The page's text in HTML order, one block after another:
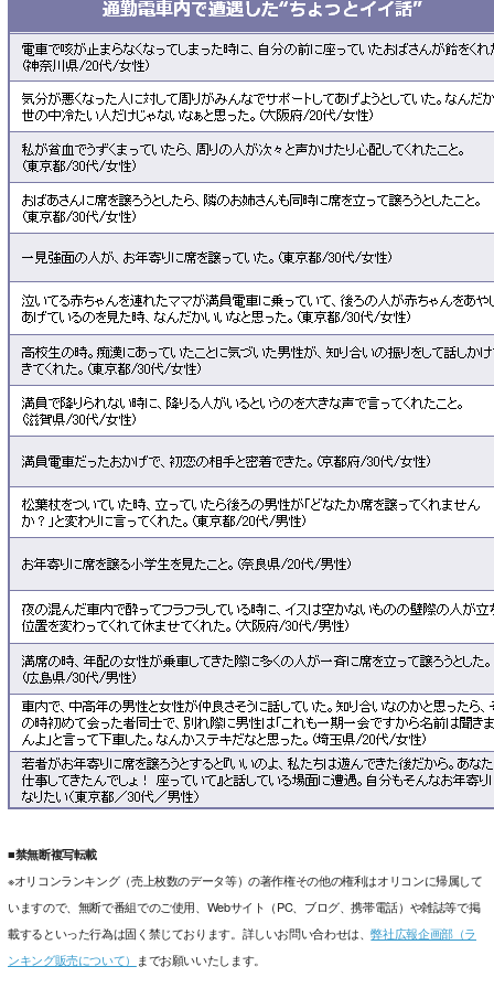
■禁無断複写転載
※オリコンランキング（売上枚数のデータ等）の著作権その他の権利はオリコンに帰属して
いますので、無断で番組でのご使用、Webサイト（PC、ブログ、携帯電話）や雑誌等で掲
載するといった行為は固く禁じております。詳しいお問い合わせは、弊社広報企画部（ラ
ンキング販売について） までお願いいたします。